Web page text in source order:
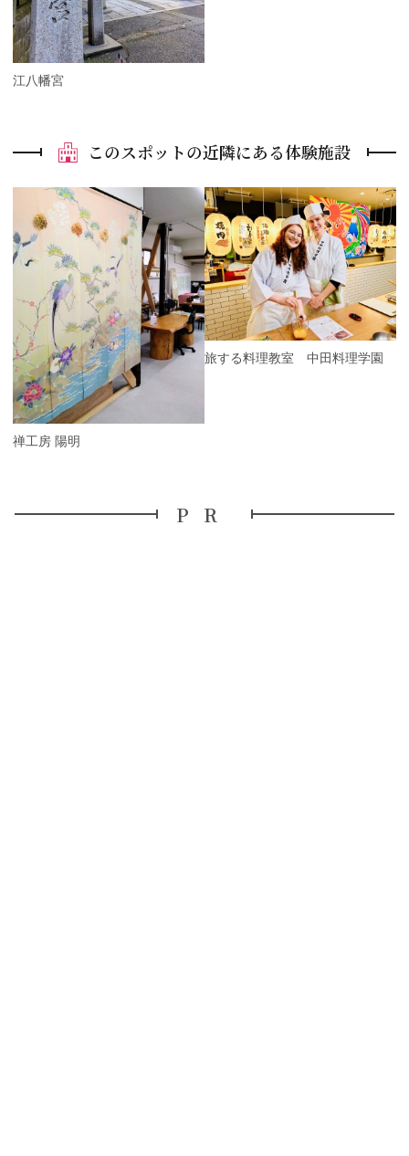
安江八幡宮
このスポットの近隣にある体験施設
e
v
i
u
友禅工房 陽明
旅する料理教室 中田料理学園
N
e
x
t
PR